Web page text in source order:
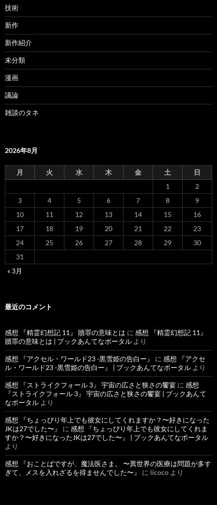
技術
新作
新作紹介
未分類
漫画
議論
雑談のタネ
2026年8月
月 火 水 木 金 土
日
1
2
3
4 5 6 7 8
9
10
11 12 13 14 15
16
17
18 19 20 21 22
23
24
25 26 27 28 29
30
31
« 3月
最近のコメント
感想 『精霊幻想記 11』 贖罪の意味とは に 感想 『精霊幻想記 11』
贖罪の意味とは | ブックあんてなポータル より
感想 『アクセル・ワールド23 -黒雪姫の告白ー』 に 感想 『アクセ
ル・ワールド23 -黒雪姫の告白ー』 | ブックあんてなポータル より
感想 『ストライクフォール 3』 宇宙の広さと狭さの饗宴 に 感想
『ストライクフォール 3』 宇宙の広さと狭さの饗宴 | ブックあんて
なポータル より
感想 『ちょっぴり年上でも彼女にしてくれますか？〜好きになった
JKは27でした〜』
に 感想 『ちょっぴり年上でも彼女にしてくれま
すか？〜好きになったJKは27でした〜』 | ブックあんてなポータル
より
感想 『おことばですが、魔法医さま。 〜異世界の医療は問題が多す
ぎて、メスを入れざるを得ませんでした〜』
に licoco より